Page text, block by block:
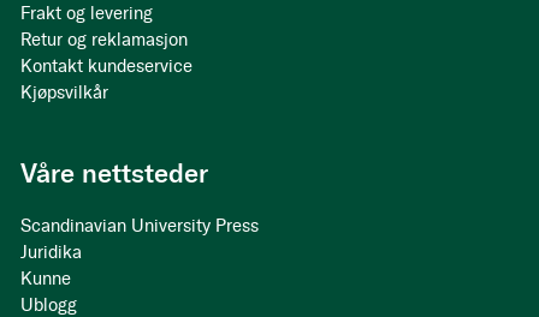
Frakt og levering
Retur og reklamasjon
Kontakt kundeservice
Kjøpsvilkår
Våre nettsteder
Scandinavian University Press
Juridika
Kunne
Ublogg